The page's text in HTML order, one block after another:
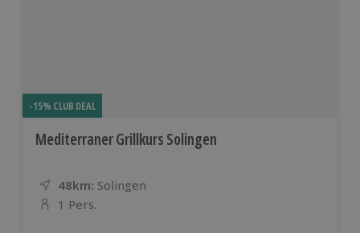
-15% CLUB DEAL
Mediterraner Grillkurs Solingen
48km: Entfernung
Standort
Solingen
Anzahl der Teilnehmer
1 Pers.